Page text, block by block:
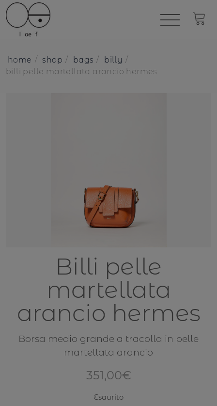
home shop bags
billy
billi pelle martellata arancio hermes
Billi pelle
martellata
arancio hermes
Borsa medio grande a tracolla in pelle
martellata arancio
351,00€
Esaurito